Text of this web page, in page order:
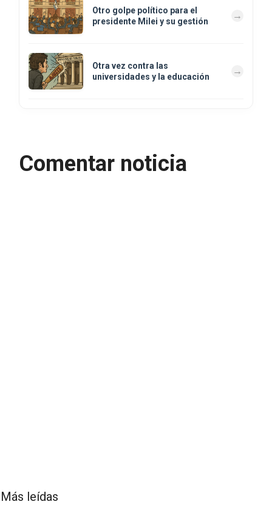
Otro golpe político para el
presidente Milei y su gestión
Otra vez contra las
universidades y la educación
Comentar noticia
Más leídas